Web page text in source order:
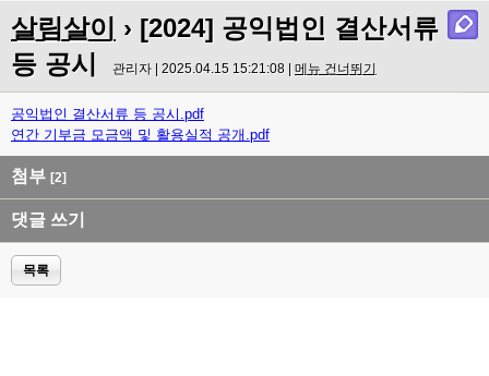
살림살이
› [2024] 공익법인 결산서류
등 공시
관리자 | 2025.04.15 15:21:08 | 메뉴 건너뛰기
공익법인 결산서류 등 공시.pdf
연간 기부금 모금액 및 활용실적 공개.pdf
첨부 [2]
댓글 쓰기
목록